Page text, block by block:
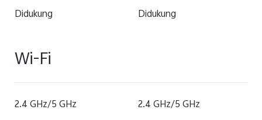
Didukung Didukung
Wi-Fi
2.4 GHz/5 GHz 2.4 GHz/5 GHz